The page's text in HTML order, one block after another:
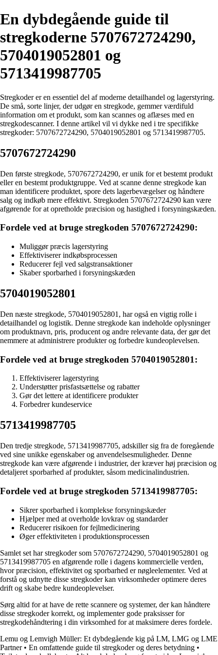
En dybdegående guide til
stregkoderne 5707672724290,
5704019052801 og
5713419987705
Stregkoder er en essentiel del af moderne detailhandel og lagerstyring.
De små, sorte linjer, der udgør en stregkode, gemmer værdifuld
information om et produkt, som kan scannes og aflæses med en
stregkodescanner. I denne artikel vil vi dykke ned i tre specifikke
stregkoder: 5707672724290, 5704019052801 og 5713419987705.
5707672724290
Den første stregkode, 5707672724290, er unik for et bestemt produkt
eller en bestemt produktgruppe. Ved at scanne denne stregkode kan
man identificere produktet, spore dets lagerbevægelser og håndtere
salg og indkøb mere effektivt. Stregkoden 5707672724290 kan være
afgørende for at opretholde præcision og hastighed i forsyningskæden.
Fordele ved at bruge stregkoden 5707672724290:
Muliggør præcis lagerstyring
Effektiviserer indkøbsprocessen
Reducerer fejl ved salgstransaktioner
Skaber sporbarhed i forsyningskæden
5704019052801
Den næste stregkode, 5704019052801, har også en vigtig rolle i
detailhandel og logistik. Denne stregkode kan indeholde oplysninger
om produktnavn, pris, producent og andre relevante data, der gør det
nemmere at administrere produkter og forbedre kundeoplevelsen.
Fordele ved at bruge stregkoden 5704019052801:
Effektiviserer lagerstyring
Understøtter prisfastsættelse og rabatter
Gør det lettere at identificere produkter
Forbedrer kundeservice
5713419987705
Den tredje stregkode, 5713419987705, adskiller sig fra de foregående
ved sine unikke egenskaber og anvendelsesmuligheder. Denne
stregkode kan være afgørende i industrier, der kræver høj præcision og
detaljeret sporbarhed af produkter, såsom medicinalindustrien.
Fordele ved at bruge stregkoden 5713419987705:
Sikrer sporbarhed i komplekse forsyningskæder
Hjælper med at overholde lovkrav og standarder
Reducerer risikoen for fejlmedicinering
Øger effektiviteten i produktionsprocessen
Samlet set har stregkoder som 5707672724290, 5704019052801 og
5713419987705 en afgørende rolle i dagens kommercielle verden,
hvor præcision, effektivitet og sporbarhed er nøgleelementer. Ved at
forstå og udnytte disse stregkoder kan virksomheder optimere deres
drift og skabe bedre kundeoplevelser.
Sørg altid for at have de rette scannere og systemer, der kan håndtere
disse stregkoder korrekt, og implementer gode praksisser for
stregkodehåndtering i din virksomhed for at maksimere deres fordele.
Lemu og Lemvigh Müller: Et dybdegående kig på LM, LMG og LME
Partner• En omfattende guide til stregkoder og deres betydning •